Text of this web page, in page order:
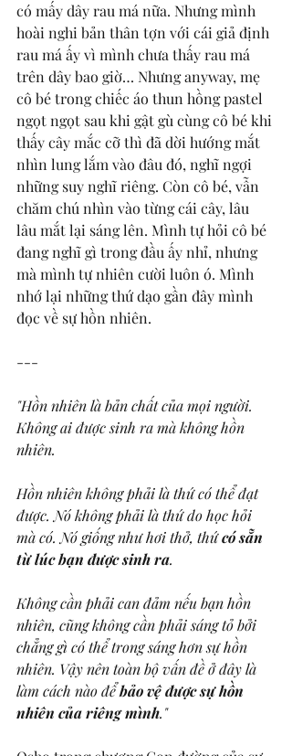
có mấy dây rau má nữa. Nhưng mình
hoài nghi bản thân tợn với cái giả định
rau má ấy vì mình chưa thấy rau má
trên dây bao giờ… Nhưng anyway, mẹ
cô bé trong chiếc áo thun hồng pastel
ngọt ngọt sau khi gật gù cùng cô bé khi
thấy cây mắc cỡ thì đã dời hướng mắt
nhìn lung lắm vào đâu đó, nghĩ ngợi
những suy nghĩ riêng. Còn cô bé, vẫn
chăm chú nhìn vào từng cái cây, lâu
lâu mắt lại sáng lên. Mình tự hỏi cô bé
đang nghĩ gì trong đầu ấy nhỉ, nhưng
mà mình tự nhiên cười luôn ó. Mình
nhớ lại những thứ dạo gần đây mình
đọc về sự hồn nhiên.
---
"Hồn nhiên là bản chất của mọi người.
Không ai được sinh ra mà không hồn
nhiên.
Hồn nhiên không phải là thứ có thể đạt
được. Nó không phải là thứ do học hỏi
mà có. Nó giống như hơi thở, thứ có sẵn
từ lúc bạn được sinh ra.
Không cần phải can đảm nếu bạn hồn
nhiên, cũng không cần phải sáng tỏ bởi
chẳng gì có thể trong sáng hơn sự hồn
nhiên. Vậy nên toàn bộ vấn đề ở đây là
làm cách nào để bảo vệ được sự hồn
nhiên của riêng mình."